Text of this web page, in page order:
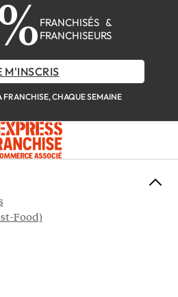
FRANCHISÉS &
FRANCHISEURS
M'INSCRIS
FRANCHISE, CHAQUE SEMAINE
Food)